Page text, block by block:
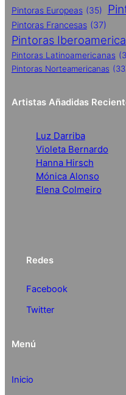
Pintoras Europeas (35)
Pintoras Francesas (37)
Pintoras
Pintoras Latinoamericanas
Pintoras Norteamericanas
Artistas Añadidas
Luz Darriba
Violeta Bernardo
Hanna Hirsch
Mónica Alonso
Elena Colmeiro
Redes
Facebook
Twitter
Menú
Inicio